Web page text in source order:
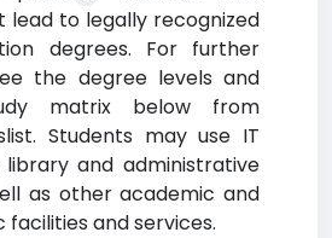
lead to legally recognized
degrees. For further
the degree levels and
matrix below from
Students may use IT
library and administrative
as other academic and
and services.